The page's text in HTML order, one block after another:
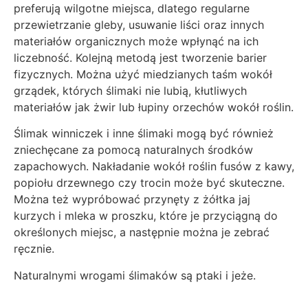
preferują wilgotne miejsca, dlatego regularne
przewietrzanie gleby, usuwanie liści oraz innych
materiałów organicznych może wpłynąć na ich
liczebność. Kolejną metodą jest tworzenie barier
fizycznych. Można użyć miedzianych taśm wokół
grządek, których ślimaki nie lubią, kłutliwych
materiałów jak żwir lub łupiny orzechów wokół roślin.
Ślimak winniczek i inne ślimaki mogą być również
zniechęcane za pomocą naturalnych środków
zapachowych. Nakładanie wokół roślin fusów z kawy,
popiołu drzewnego czy trocin może być skuteczne.
Można też wypróbować przynęty z żółtka jaj
kurzych i mleka w proszku, które je przyciągną do
określonych miejsc, a następnie można je zebrać
ręcznie.
Naturalnymi wrogami ślimaków są ptaki i jeże.